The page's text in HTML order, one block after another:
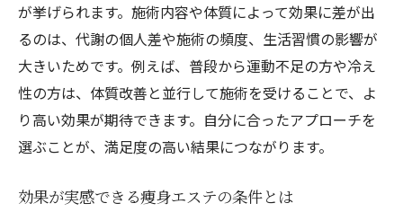
が挙げられます。施術内容や体質によって効果に差が出
るのは、代謝の個人差や施術の頻度、生活習慣の影響が
大きいためです。例えば、普段から運動不足の方や冷え
性の方は、体質改善と並行して施術を受けることで、よ
り高い効果が期待できます。自分に合ったアプローチを
選ぶことが、満足度の高い結果につながります。
効果が実感できる痩身エステの条件とは